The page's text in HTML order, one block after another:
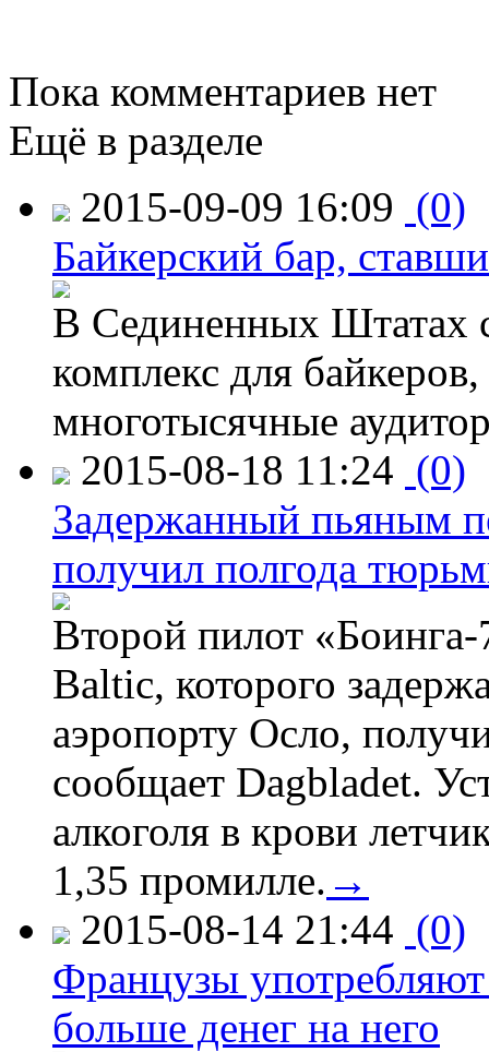
Пока комментариев нет
Ещё в разделе
2015-09-09 16:09 (0)
Байкерский бар,
В Сединенных Штатах
комплекс для
многотысячные
2015-08-18 11:24 (0)
Задержанный пьяным
получил полгода
Второй пилот
Baltic, которого
аэропорту Осло,
сообщает Dagbladet.
алкоголя в крови
1,35 промилле. →
2015-08-14 21:44 (0)
Французы
больше денег на него